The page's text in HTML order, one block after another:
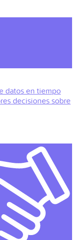
datos en tiempo
decisiones sobre